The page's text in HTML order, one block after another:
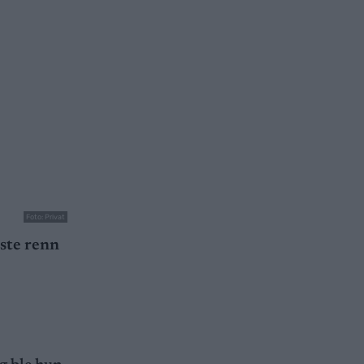
Foto: Privat
renn